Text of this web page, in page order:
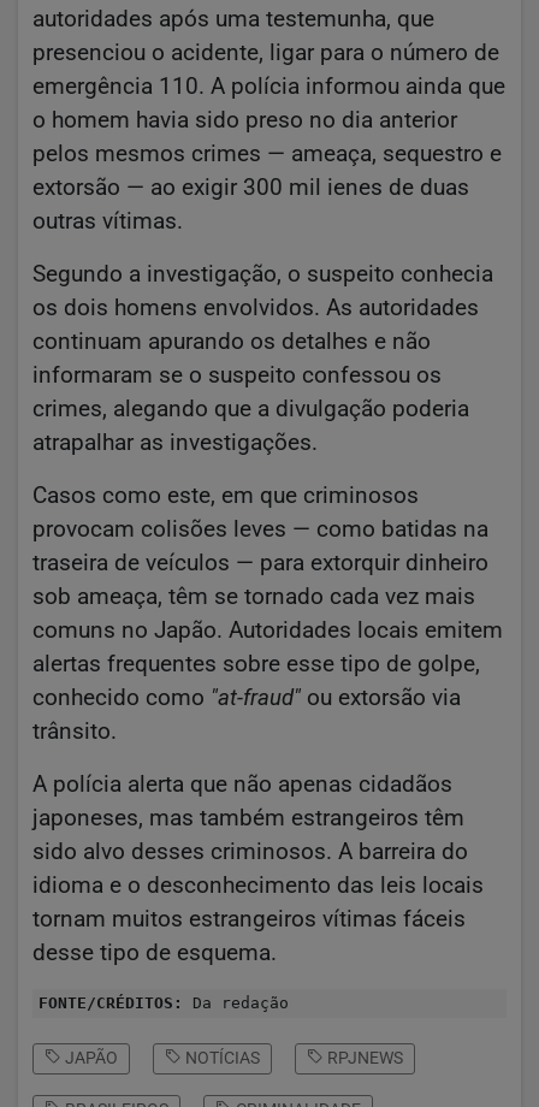
autoridades após uma testemunha, que
presenciou o acidente, ligar para o número de
emergência 110. A polícia informou ainda que
o homem havia sido preso no dia anterior
pelos mesmos crimes — ameaça, sequestro e
extorsão — ao exigir 300 mil ienes de duas
outras vítimas.
Segundo a investigação, o suspeito conhecia
os dois homens envolvidos. As autoridades
continuam apurando os detalhes e não
informaram se o suspeito confessou os
crimes, alegando que a divulgação poderia
atrapalhar as investigações.
Casos como este, em que criminosos
provocam colisões leves — como batidas na
traseira de veículos — para extorquir dinheiro
sob ameaça, têm se tornado cada vez mais
comuns no Japão. Autoridades locais emitem
alertas frequentes sobre esse tipo de golpe,
conhecido como "at-fraud" ou extorsão via
trânsito.
A polícia alerta que não apenas cidadãos
japoneses, mas também estrangeiros têm
sido alvo desses criminosos. A barreira do
idioma e o desconhecimento das leis locais
tornam muitos estrangeiros vítimas fáceis
desse tipo de esquema.
FONTE/CRÉDITOS: Da redação
JAPÃO NOTÍCIAS RPJNEWS